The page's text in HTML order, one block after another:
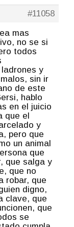
#11058
mas
no se si
todos
ladrones y
sin ir
de este
hablo
en el juicio
que el
y
pero que
un animal
que
que salga y
que no
robar, que
digno,
clave, que
que
se